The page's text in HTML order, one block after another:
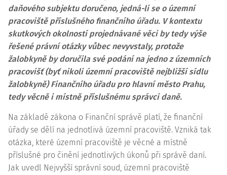
daňového subjektu doručeno, jedná-li se o územní
pracoviště příslušného finančního úřadu. V kontextu
skutkových okolností projednávané věci by tedy výše
řešené právní otázky vůbec nevyvstaly, protože
žalobkyně by doručila své podání na jedno z územních
pracovišť (byť nikoli územní pracoviště nejbližší sídlu
žalobkyně) Finančního úřadu pro hlavní město Prahu,
tedy věcně i místně příslušnému správci daně.
Na základě zákona o Finanční správě platí, že finanční
úřady se dělí na jednotlivá územní pracoviště. Vzniká tak
otázka, které územní pracoviště je věcné a místně
příslušné pro činění jednotlivých úkonů při správě daní.
Jak uvedl Nejvyšší správní soud, územní pracoviště